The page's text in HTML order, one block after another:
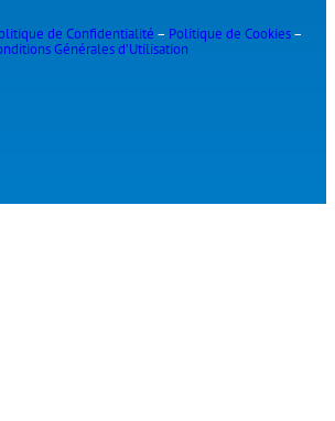
de Confidentialité – Politique de Cookies–
Générales d’Utilisation